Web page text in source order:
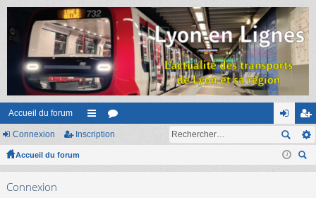
Accueil du forum
ac or on
ne
ns
cri
Connexion Inscription
Accueil du forum
ec
Connexion